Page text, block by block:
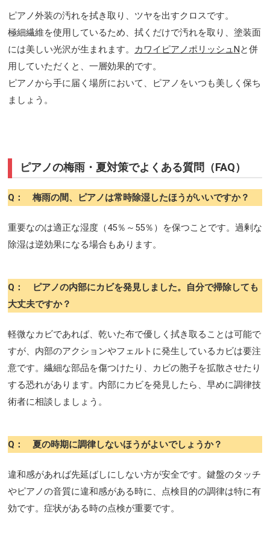
ピアノ外装の汚れを拭き取り、ツヤを出すクロスです。
極細繊維を使用しているため、拭くだけで汚れを取り、塗装面
には美しい光沢が生まれます。
カワイピアノポリッシュNと併
用していただくと、一層効果的です。
ピアノから手に届く場所において、ピアノをいつも美しく保ち
ましょう。
ピアノの梅雨・夏対策でよくある質問（FAQ）
Q： 梅雨の間、ピアノは常時除湿したほうがいいですか？
重要なのは適正な湿度（45％～55％）を保つことです。過剰な
除湿は逆効果になる場合もあります。
Q： ピアノの内部にカビを発見しました。自分で掃除しても
大丈夫ですか？
軽微なカビであれば、乾いた布で優しく拭き取ることは可能で
すが、内部のアクションやフェルトに発生しているカビは要注
意です。繊細な部品を傷つけたり、カビの胞子を拡散させたり
する恐れがあります。内部にカビを発見したら、早めに調律技
術者に相談しましょう。
Q： 夏の時期に調律しないほうがよいでしょうか？
違和感があれば先延ばしにしない方が安全です。鍵盤のタッチ
やピアノの音質に違和感がある時に、点検目的の調律は特に有
効です。症状がある時の点検が重要です。